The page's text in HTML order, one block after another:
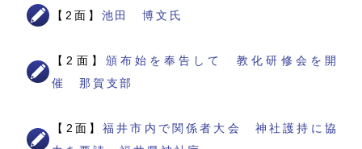
【2面】 池田 博文氏
【2面】 頒布始を奉告して 教化研修会を開
催 那賀支部
【2面】福井市内で関係者大会 神社護持に協